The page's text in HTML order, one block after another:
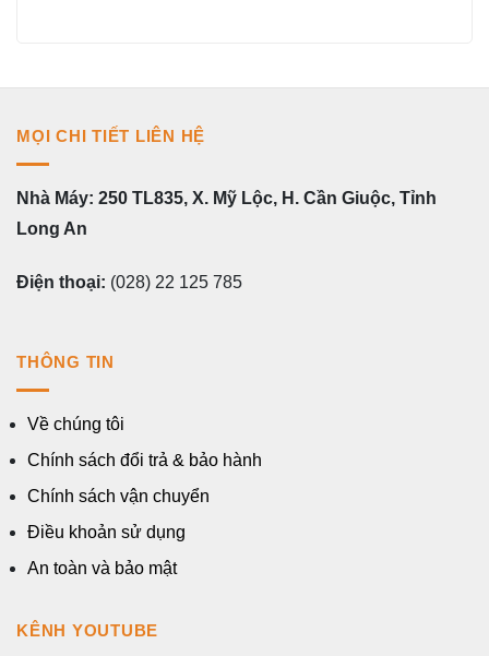
MỌI CHI TIẾT LIÊN HỆ
Nhà Máy: 250 TL835, X. Mỹ Lộc, H. Cần Giuộc, Tỉnh
Long An
Điện thoại: (028) 22 125 785
THÔNG TIN
Về chúng tôi
Chính sách đổi trả & bảo hành
Chính sách vận chuyển
Điều khoản sử dụng
An toàn và bảo mật
KÊNH YOUTUBE